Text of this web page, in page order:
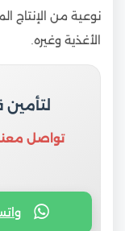
نوعية من الإنتاج
الأغذية وغيره.
تواصل معنا